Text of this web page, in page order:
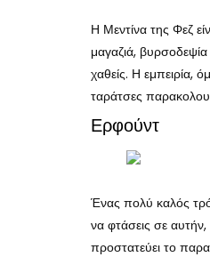
Η Μεντίνα της Φεζ
μαγαζιά,
χαθείς. Η εμπειρία,
ταράτσες
Ερφούντ
Ένας πολύ καλός
να φτάσεις σε
προστατεύει το